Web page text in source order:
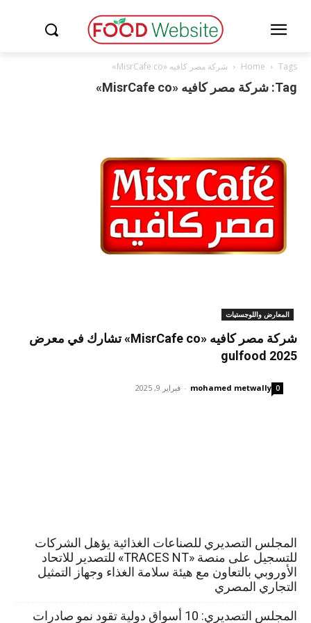
Home Tags شركة مصر كافيه «MisrCafe co»
Tag: شركة مصر كافيه «MisrCafe co»
المعارض واللوجستيات
شركة مصر كافيه «MisrCafe co» تشارك في معرض
gulfood 2025
mohamed metwally
- فبراير 9, 2025 0
المجلس التصديري للصناعات الغذائية يؤهل الشركات
للتسجيل على منصة «TRACES NT» للتصدير للاتحاد
الأوروبي بالتعاون مع هيئة سلامة الغذاء وجهاز التمثيل
التجاري المصري
المجلس التصديري: 10 أسواق دولية تقود نمو صادرات